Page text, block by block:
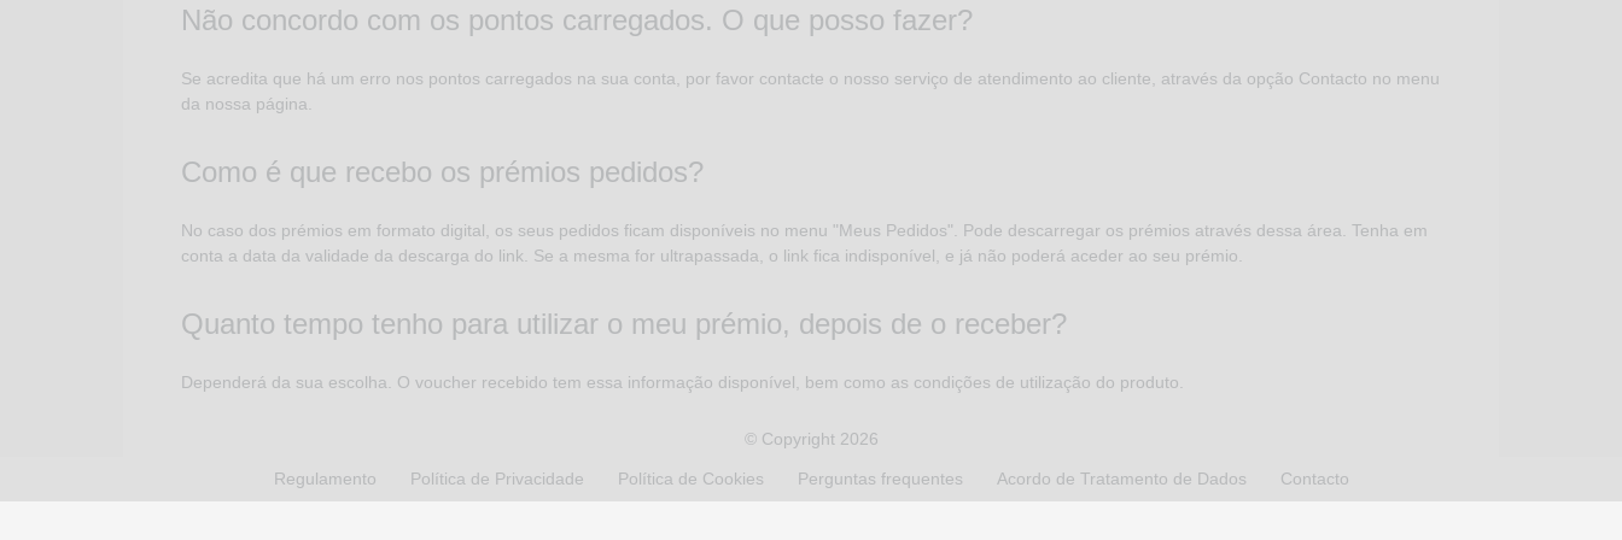
Não concordo com os pontos carregados. O que posso fazer?
Se acredita que há um erro nos pontos carregados na sua conta, por favor contacte o nosso serviço de atendimento ao cliente, através da opção Contacto no menu
da nossa página.
Como é que recebo os prémios pedidos?
No caso dos prémios em formato digital, os seus pedidos ficam disponíveis no menu "Meus Pedidos". Pode descarregar os prémios através dessa área. Tenha em
conta a data da validade da descarga do link. Se a mesma for ultrapassada, o link fica indisponível, e já não poderá aceder ao seu prémio.
Quanto tempo tenho para utilizar o meu prémio, depois de o receber?
Dependerá da sua escolha. O voucher recebido tem essa informação disponível, bem como as condições de utilização do produto.
© Copyright 2026
Regulamento Política de Privacidade Política de Cookies Perguntas frequentes Acordo de Tratamento de Dados Contacto